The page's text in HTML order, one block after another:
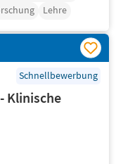
Lehre
Schnellbewerbung
Klinische